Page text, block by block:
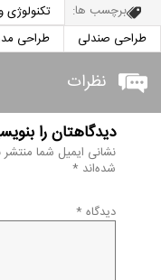
برچسب ها: تکنولوژی
طراحی صندلی
طراحی
نظرات
دیدگاهتان را
نشانی ایمیل شما
شده‌اند *
دیدگاه *